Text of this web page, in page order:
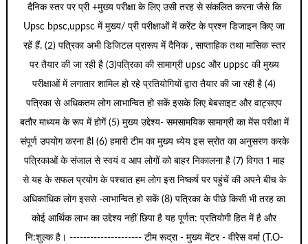
दैनिक स्तर पर प्री +मुख्य परीक्षा के लिए उसी तरह से संकलित करना जैसे कि
Upsc bpsc,uppsc में मुख्य/ प्री परीक्षाओं में करेंट के प्रश्न डिजाइन किए जा
रहें हैं. (2) पत्रिका अभी डिजिटल प्रारूप में दैनिक , साप्ताहिक तथा मासिक स्तर
पर तैयार की जा रही है (3)पत्रिका की सामाग्री upsc और uppsc की मुख्य
परीक्षाओं में लगातार शामिल हो रहे प्रतियोगियों द्वारा तैयार की जा रही है (4)
पत्रिका से अधिकतम लोग लाभान्वित हो सकें इसके लिए बेबसाइट और वाट्सएप
बतौर माध्यम के रूप में होगें (5) मुख्य उद्देश्य- समसामयिक सामाग्री का मेंस परीक्षा में
संपूर्ण उपयोग करना हैl (6) हमारी टीम का मुख्य ध्येय इस स्रोत का अनुसरण करके
पत्रिकाओं के संजाल से स्वयं व आप लोगों को बाहर निकालना है (7) विगत 1 माह
से यह के सफल प्रयोग के पश्चात हम लोग इस निष्कर्ष पर पहुंचें की अपने बीच के
अधिकाधिक लोग इससे -लाभान्वित हो सकें (8) पत्रिका के पीछे किसी भी तरह का
कोई आर्थिक लाभ का उद्देश्य नहीं छिपा है यह पूर्णत: प्रतियोगी हित में है और
नि:शुल्क है। --------------------- टीम रूद्रा - मुख्य मेंटर - वीरेेस वर्मा (T.O-